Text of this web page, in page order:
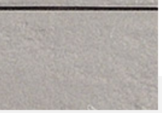
moderného štýlu do každého